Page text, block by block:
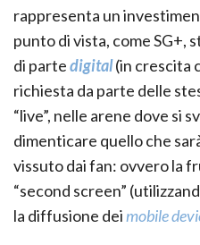
rappresenta un
punto di vista, come SG+,
di partedigital(in crescita
richiesta da parte delle
“live”, nelle arene dove si
dimenticare quello che
vissuto dai fan: ovvero la
“second screen”
la diffusione dei mobile